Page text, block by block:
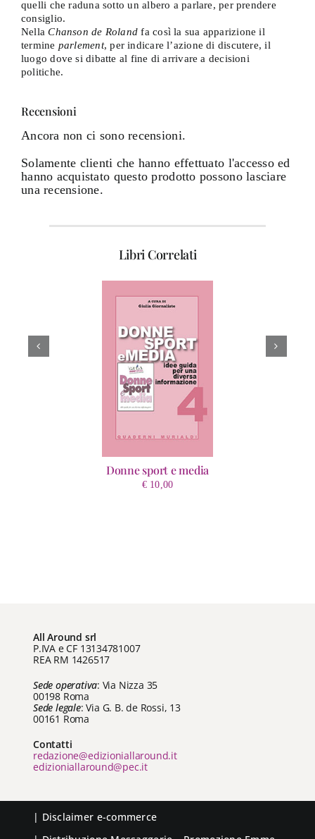
quelli che raduna sotto un albero a parlare, per prendere
consiglio.
NellaChanson de Roland fa così la sua apparizione il
termine parlement, per indicare l’azione di discutere, il
luogo dove si dibatte al fine di arrivare a decisioni
politiche.
Recensioni
Ancora non ci sono recensioni.
Solamente clienti che hanno effettuato l'accesso ed
hanno acquistato questo prodotto possono lasciare
una recensione.
Libri Correlati
Donne sport e media
€10,00
All Around srl
P.IVA e CF 13134781007
REA RM 1426517
Sede operativa: Via Nizza 35
00198 Roma
Sede legale: Via G. B. de Rossi, 13
00161 Roma
Contatti
redazione@edizioniallaround.it
edizioniallaround@pec.it
| Disclaimer e-commerce